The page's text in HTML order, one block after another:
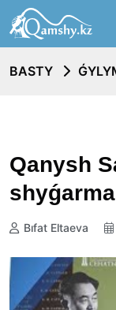
BASTY
Qanysh
Bıfat Eltaeva